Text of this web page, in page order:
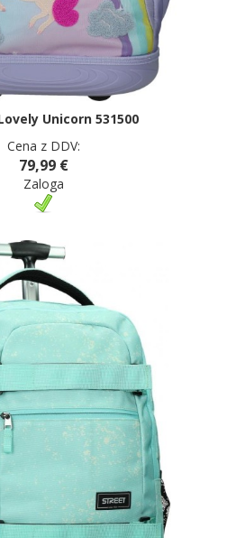
Unicorn 531500
Cena z DDV:
79,99 €
Zaloga